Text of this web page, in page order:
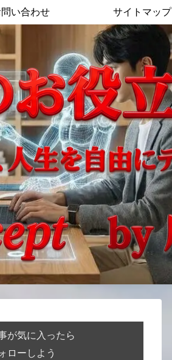
問い合わせ サイトマップ
が気に入ったら
ローしよう